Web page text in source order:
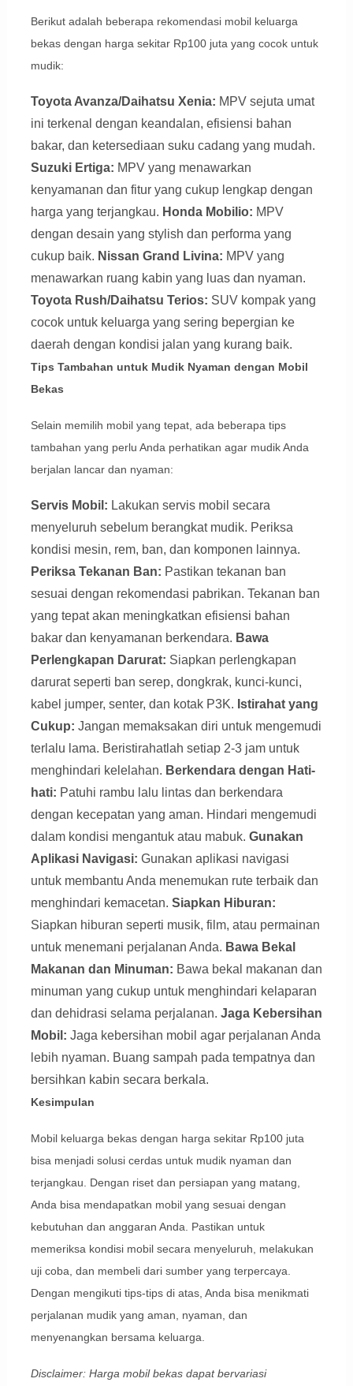
Berikut adalah beberapa rekomendasi mobil keluarga
bekas dengan harga sekitar Rp100 juta yang cocok untuk
mudik:
Toyota Avanza/Daihatsu Xenia: MPV sejuta umat
ini terkenal dengan keandalan, efisiensi bahan
bakar, dan ketersediaan suku cadang yang mudah.
Suzuki Ertiga: MPV yang menawarkan
kenyamanan dan fitur yang cukup lengkap dengan
harga yang terjangkau. Honda Mobilio: MPV
dengan desain yang stylish dan performa yang
cukup baik. Nissan Grand Livina: MPV yang
menawarkan ruang kabin yang luas dan nyaman.
Toyota Rush/Daihatsu Terios: SUV kompak yang
cocok untuk keluarga yang sering bepergian ke
daerah dengan kondisi jalan yang kurang baik.
Tips Tambahan untuk Mudik Nyaman dengan Mobil
Bekas
Selain memilih mobil yang tepat, ada beberapa tips
tambahan yang perlu Anda perhatikan agar mudik Anda
berjalan lancar dan nyaman:
Servis Mobil: Lakukan servis mobil secara
menyeluruh sebelum berangkat mudik. Periksa
kondisi mesin, rem, ban, dan komponen lainnya.
Periksa Tekanan Ban: Pastikan tekanan ban
sesuai dengan rekomendasi pabrikan. Tekanan ban
yang tepat akan meningkatkan efisiensi bahan
bakar dan kenyamanan berkendara. Bawa
Perlengkapan Darurat: Siapkan perlengkapan
darurat seperti ban serep, dongkrak, kunci-kunci,
kabel jumper, senter, dan kotak P3K. Istirahat yang
Cukup: Jangan memaksakan diri untuk mengemudi
terlalu lama. Beristirahatlah setiap 2-3 jam untuk
menghindari kelelahan. Berkendara dengan Hati-
hati: Patuhi rambu lalu lintas dan berkendara
dengan kecepatan yang aman. Hindari mengemudi
dalam kondisi mengantuk atau mabuk. Gunakan
Aplikasi Navigasi: Gunakan aplikasi navigasi
untuk membantu Anda menemukan rute terbaik dan
menghindari kemacetan. Siapkan Hiburan:
Siapkan hiburan seperti musik, film, atau permainan
untuk menemani perjalanan Anda. Bawa Bekal
Makanan dan Minuman: Bawa bekal makanan dan
minuman yang cukup untuk menghindari kelaparan
dan dehidrasi selama perjalanan. Jaga Kebersihan
Mobil: Jaga kebersihan mobil agar perjalanan Anda
lebih nyaman. Buang sampah pada tempatnya dan
bersihkan kabin secara berkala.
Kesimpulan
Mobil keluarga bekas dengan harga sekitar Rp100 juta
bisa menjadi solusi cerdas untuk mudik nyaman dan
terjangkau. Dengan riset dan persiapan yang matang,
Anda bisa mendapatkan mobil yang sesuai dengan
kebutuhan dan anggaran Anda. Pastikan untuk
memeriksa kondisi mobil secara menyeluruh, melakukan
uji coba, dan membeli dari sumber yang terpercaya.
Dengan mengikuti tips-tips di atas, Anda bisa menikmati
perjalanan mudik yang aman, nyaman, dan
menyenangkan bersama keluarga.
Disclaimer: Harga mobil bekas dapat bervariasi